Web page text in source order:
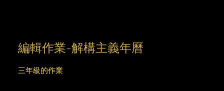
編輯作業-解構主義年曆
三年級的作業